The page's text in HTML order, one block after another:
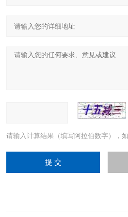
请输入计算结果（填写阿拉伯数字），